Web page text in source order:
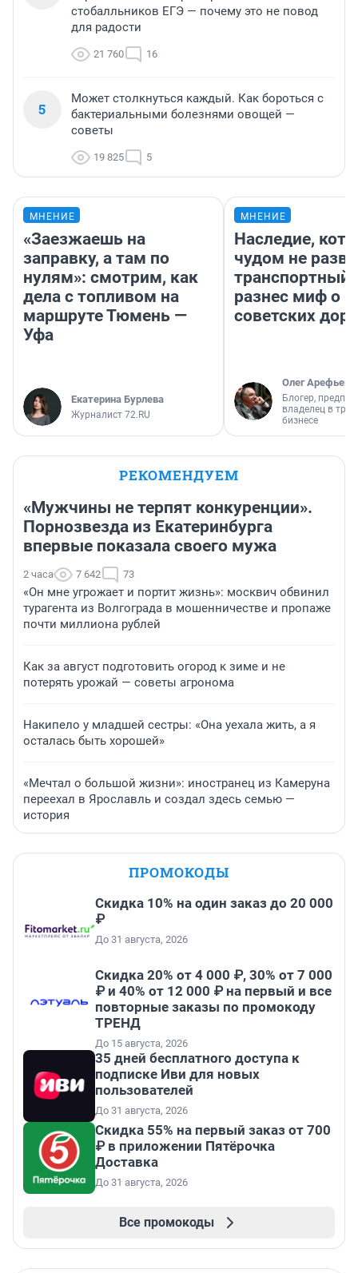
стобалльников ЕГЭ — почему это не повод
для радости
21 760 16
5
Может столкнуться каждый. Как бороться с
бактериальными болезнями овощей —
советы
19 825 5
МНЕНИЕ
«Заезжаешь на
заправку, а там по
нулям»: смотрим, как
дела с топливом на
маршруте Тюмень —
Уфа
Екатерина Бурлева
Журналист 72.RU
МНЕНИЕ
Наследие,
чудом не
транспортный
разнес миф о
советских
Олег Арефьев
Блогер,
владелец в
бизнесе
РЕКОМЕНДУЕМ
«Мужчины не терпят конкуренции».
Порнозвезда из Екатеринбурга
впервые показала своего мужа
2 часа 7 642 73
«Он мне угрожает и портит жизнь»: москвич обвинил
турагента из Волгограда в мошенничестве и пропаже
почти миллиона рублей
Как за август подготовить огород к зиме и не
потерять урожай — советы агронома
Накипело у младшей сестры: «Она уехала жить, а я
осталась быть хорошей»
«Мечтал о большой жизни»: иностранец из Камеруна
переехал в Ярославль и создал здесь семью —
история
ПРОМОКОДЫ
Скидка 10% на один заказ до 20 000
₽
До 31 августа, 2026
Скидка 20% от 4 000 ₽, 30% от 7 000
₽ и 40% от 12 000 ₽ на первый и все
повторные заказы по промокоду
ТРЕНД
До 15 августа, 2026
35 дней бесплатного доступа к
подписке Иви для новых
пользователей
До 31 августа, 2026
Скидка 55% на первый заказ от 700
₽ в приложении Пятёрочка
Доставка
До 31 августа, 2026
Все промокоды